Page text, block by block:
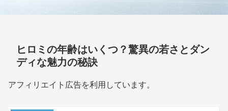
ヒロミの年齢はいくつ？驚異の若さとダン
ディな魅力の秘訣
アフィリエイト広告を利用しています。